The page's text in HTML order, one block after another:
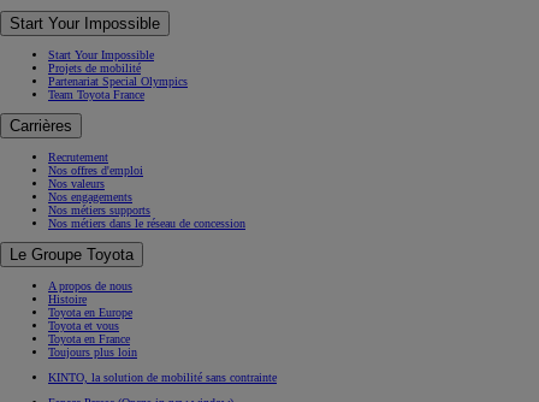
Start Your Impossible
Start Your Impossible
Projets de mobilité
Partenariat Special Olympics
Team Toyota France
Carrières
Recrutement
Nos offres d'emploi
Nos valeurs
Nos engagements
Nos métiers supports
Nos métiers dans le réseau de concession
Le Groupe Toyota
A propos de nous
Histoire
Toyota en Europe
Toyota et vous
Toyota en France
Toujours plus loin
KINTO, la solution de mobilité sans contrainte